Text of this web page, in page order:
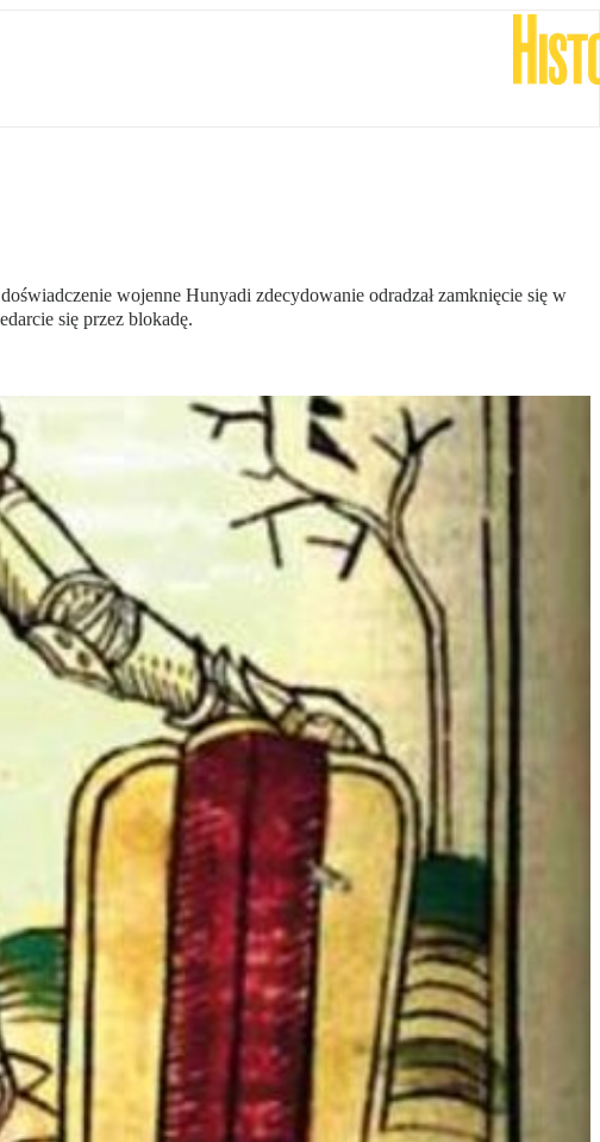
wojenne Hunyadi zdecydowanie odradzał zamknięcie się w
się przez blokadę.